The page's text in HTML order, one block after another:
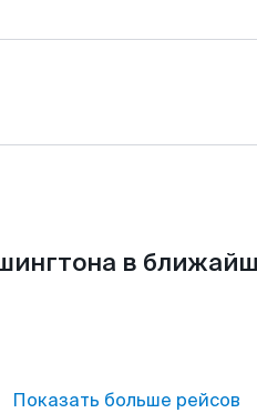
в
Показать больше рейсов